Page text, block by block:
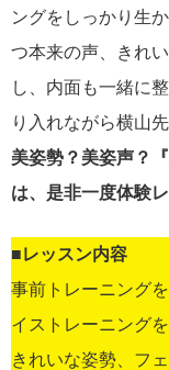
ングをしっかり生
つ本来の声、きれ
し、内面も一緒に
り入れながら横山
美姿勢？美姿声？
は、是非一度体験
■レッスン内容
事前トレーニング
イストレーニング
きれいな姿勢、フ